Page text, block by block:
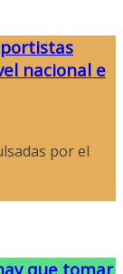
nacional e
por el
que tomar